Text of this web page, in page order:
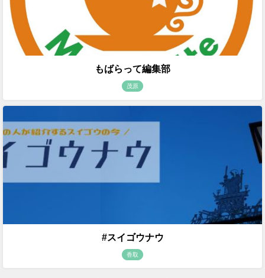
もばらって編集部
茂原
#スイゴウナウ
香取